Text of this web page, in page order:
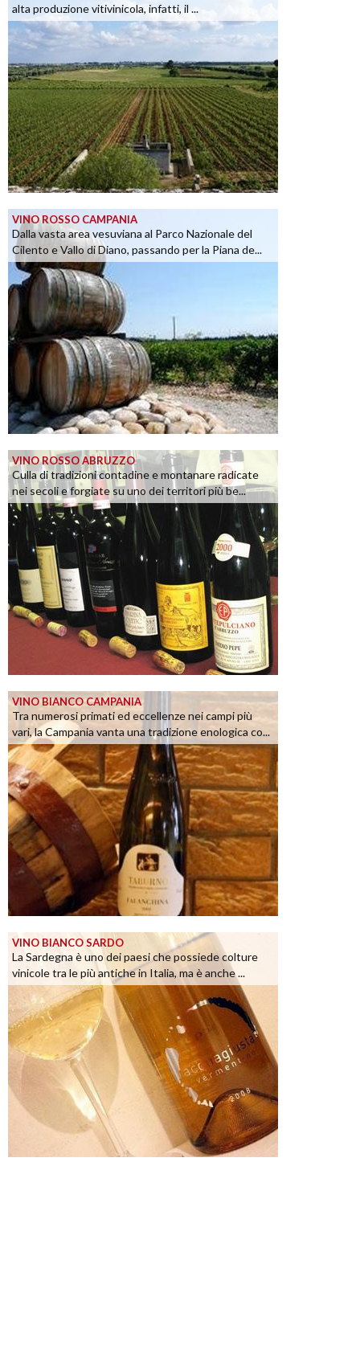
alta produzione vitivinicola, infatti, il ...
VINO ROSSO CAMPANIA
Dalla vasta area vesuviana al Parco Nazionale del
Cilento e Vallo di Diano, passando per la Piana de...
VINO ROSSO ABRUZZO
Culla di tradizioni contadine e montanare radicate
nei secoli e forgiate su uno dei territori più be...
VINO BIANCO CAMPANIA
Tra numerosi primati ed eccellenze nei campi più
vari, la Campania vanta una tradizione enologica co...
VINO BIANCO SARDO
La Sardegna è uno dei paesi che possiede colture
vinicole tra le più antiche in Italia, ma è anche ...